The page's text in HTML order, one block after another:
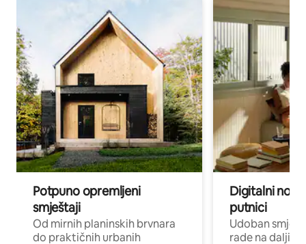
Potpuno opremljeni
smještaji
Od mirnih planinskih brvnara
do praktičnih urbanih
Digitalni
putnici
Udoban
rade na